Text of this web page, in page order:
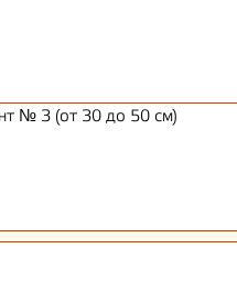
№ 3 (от 30 до 50 см)